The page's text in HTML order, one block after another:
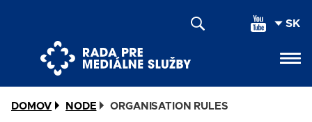
DOMOV NODE ORGANISATION RULES